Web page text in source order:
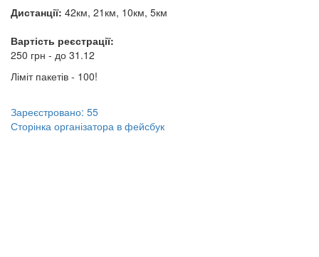
Дистанції: 42км, 21км, 10км, 5км
Вартість реєстрації:
250 грн - до 31.12
Ліміт пакетів - 100!
Зареєстровано: 55
Сторінка організатора в фейсбук